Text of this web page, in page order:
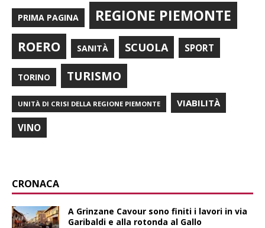
PRIMA PAGINA REGIONE PIEMONTE
ROERO SANITÀ SCUOLA SPORT
TORINO TURISMO
UNITÀ DI CRISI DELLA REGIONE PIEMONTE VIABILITÀ
VINO
CRONACA
A Grinzane Cavour sono finiti i lavori in via
Garibaldi e alla rotonda al Gallo